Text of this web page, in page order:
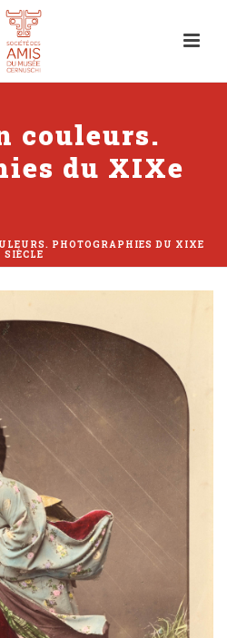
couleurs.
du XIXe
PHOTOGRAPHIES DU XIXE
SIÈCLE